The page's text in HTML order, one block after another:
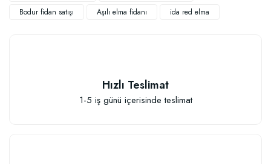
Bodur fidan satışı
Aşılı elma fidanı ida red elma
Hızlı Teslimat
1-5 iş günü içerisinde teslimat